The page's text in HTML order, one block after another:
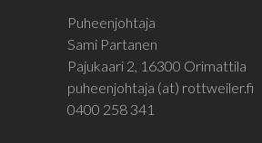
Puheenjohtaja
Sami Partanen
Pajukaari 2, 16300 Orimattila
puheenjohtaja (at) rottweiler.fi
0400 258 341